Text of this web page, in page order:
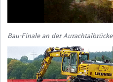
Bau-Finale an der Aurachtalbrücke